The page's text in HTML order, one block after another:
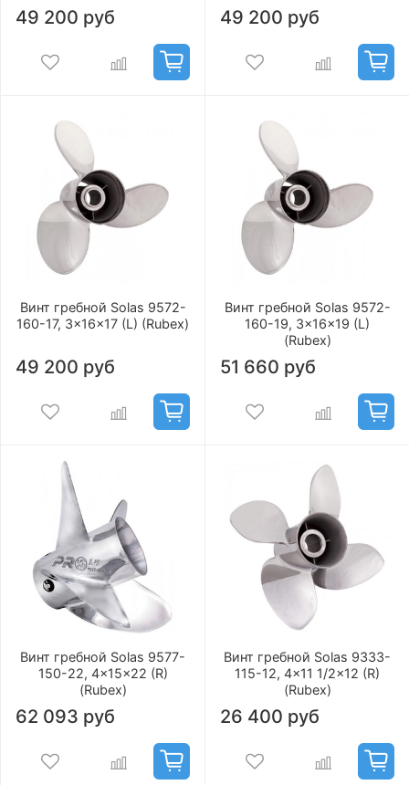
49 200 руб 49 200 руб
Винт гребной Solas 9572-
160-17, 3x16x17 (L) (Rubex)
49 200 руб
Винт гребной Solas 9572-
160-19, 3x16x19 (L)
(Rubex)
51 660 руб
Винт гребной Solas 9577-
150-22, 4x15x22 (R)
(Rubex)
62 093 руб
Винт гребной Solas 9333-
115-12, 4x11 1/2x12 (R)
(Rubex)
26 400 руб